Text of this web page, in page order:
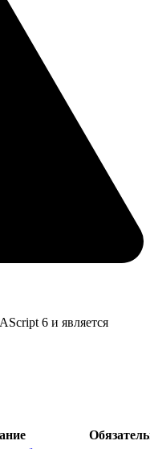
6 и является